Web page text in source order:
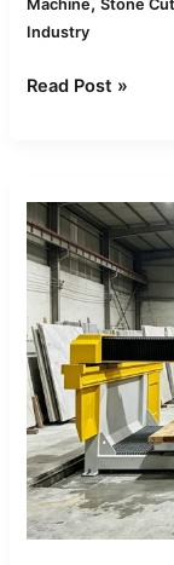
Machine
Stone
Industry
Read Post »
сократить
отходы
камня
помощью
мостовых
пил
с
ЧПУ
и
станков